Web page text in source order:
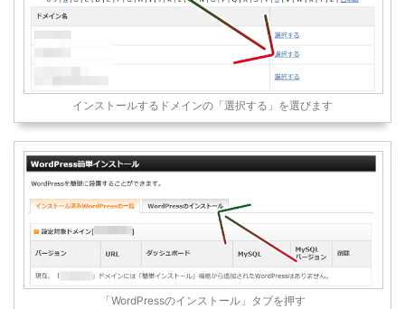
インストールするドメインの「選択する」を選びます
「WordPressのインストール」タブを押す